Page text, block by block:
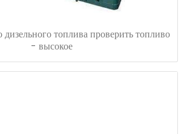
дизельного топлива проверить топливо
- высокое